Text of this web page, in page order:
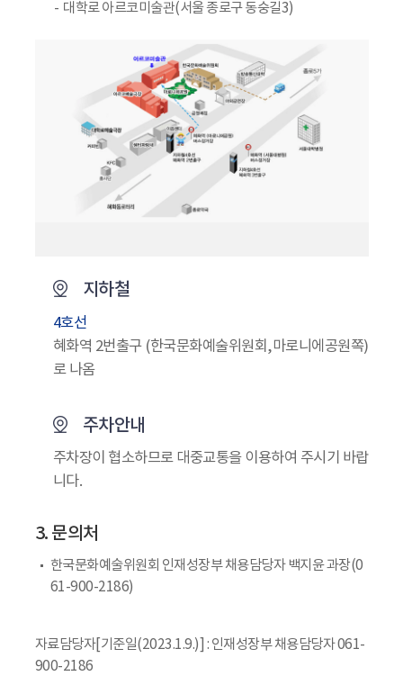
대학로 아르코미술관(서울 종로구 동숭길3)
지하철
4호선
혜화역 2번출구 (한국문화예술위원회,마로니에공원쪽)
로 나옴
주차안내
주차장이 협소하므로 대중교통을 이용하여 주시기 바랍
니다.
3. 문의처
한국문화예술위원회 인재성장부 채용담당자 백지윤 과장(0
61-900-2186)
자료담당자[기준일(2023.1.9.)] : 인재성장부 채용담당자 061-
900-2186